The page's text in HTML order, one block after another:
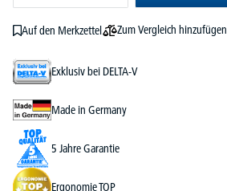
Auf den Merkzettel Zum Vergleich hinzufügen
Exklusiv bei DELTA-V
Made in Germany
5 Jahre Garantie
Ergonomie TOP